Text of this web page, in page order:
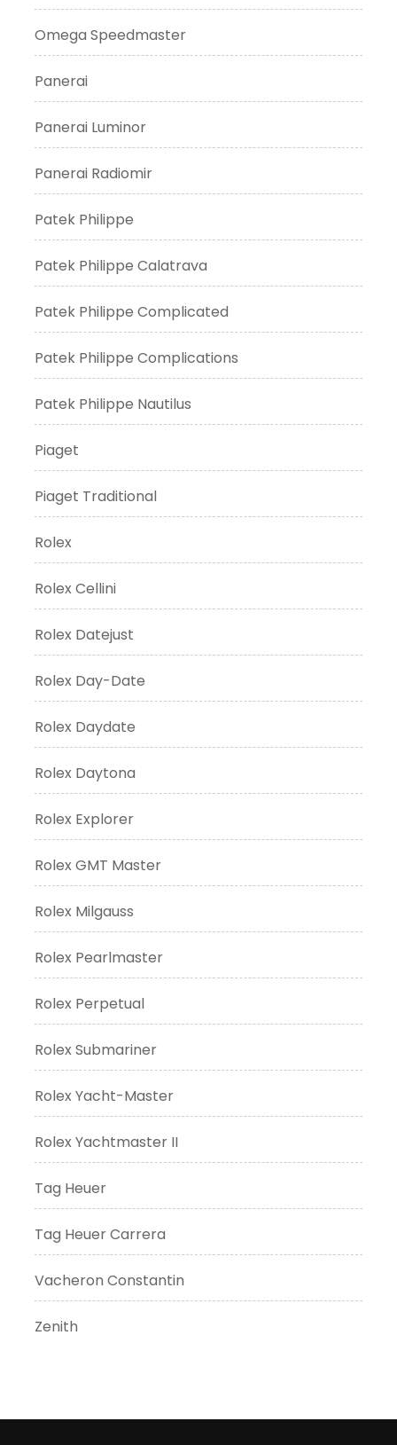
Omega Speedmaster
Panerai
Panerai Luminor
Panerai Radiomir
Patek Philippe
Patek Philippe Calatrava
Patek Philippe Complicated
Patek Philippe Complications
Patek Philippe Nautilus
Piaget
Piaget Traditional
Rolex
Rolex Cellini
Rolex Datejust
Rolex Day-Date
Rolex Daydate
Rolex Daytona
Rolex Explorer
Rolex GMT Master
Rolex Milgauss
Rolex Pearlmaster
Rolex Perpetual
Rolex Submariner
Rolex Yacht-Master
Rolex Yachtmaster II
Tag Heuer
Tag Heuer Carrera
Vacheron Constantin
Zenith